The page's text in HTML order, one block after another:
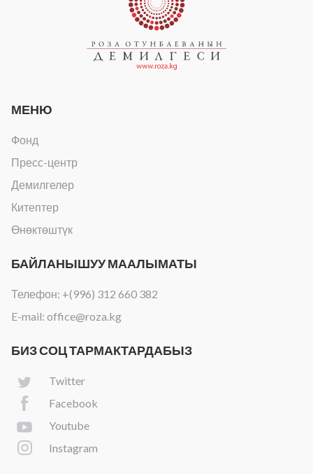
МЕНЮ
Фонд
Пресс-центр
Демилгелер
Китептер
Өнөктөштүк
БАЙЛАНЫШУУ МААЛЫМАТЫ
Телефон: +(996) 312 660 382
E-mail: office@roza.kg
БИЗ СОЦ ТАРМАКТАРДАБЫЗ
Twitter
Facebook
Youtube
Instagram